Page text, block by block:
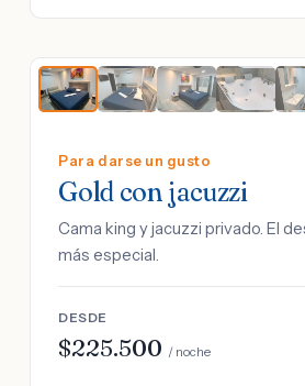
Para darse un gusto
Gold con jacuzzi
Cama king y jacuzzi privado. El
más especial.
DESDE
$225.500 / noche